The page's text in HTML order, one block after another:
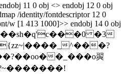
11 0 obj <> endobj 12 0 obj
/identity/fontdescriptor 12 0
w [1 413 1000]>> endobj 14 0 obj
��sh�q'c���0 �3
^���?
�_���o翜